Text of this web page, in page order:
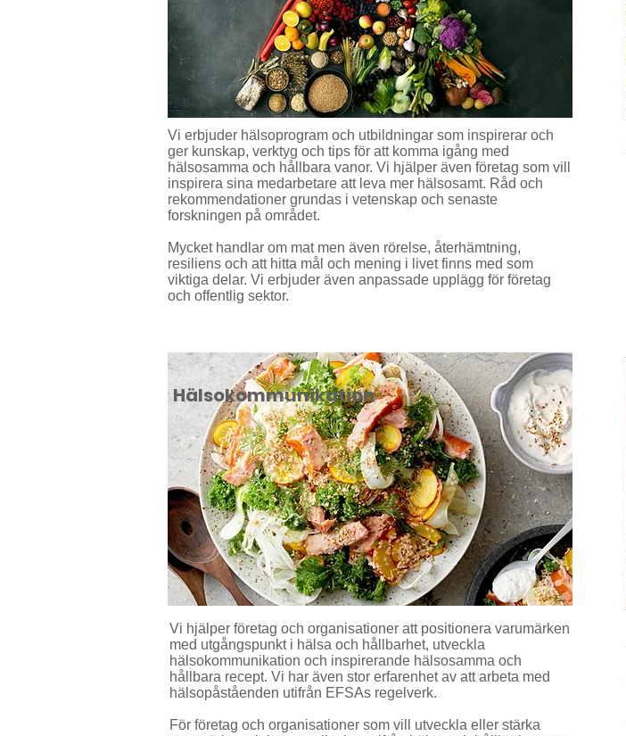
Vi erbjuder hälsoprogram och utbildningar som inspirerar och
ger kunskap, verktyg och tips för att komma igång med
hälsosamma och hållbara vanor. Vi hjälper även företag som vill
inspirera sina medarbetare att leva mer hälsosamt. Råd och
rekommendationer grundas i vetenskap och senaste
forskningen på området.
Mycket handlar om mat men även rörelse, återhämtning,
resiliens och att hitta mål och mening i livet finns med som
viktiga delar. Vi erbjuder även anpassade upplägg för företag
och offentlig sektor.
Vi hjälper företag och organisationer att positionera varumärken
med utgångspunkt i hälsa och hållbarhet, utveckla
hälsokommunikation och inspirerande hälsosamma och
hållbara recept. Vi har även stor erfarenhet av att arbeta med
hälsopåståenden utifrån EFSAs regelverk.
För företag och organisationer som vill utveckla eller stärka
Hälsokommunikation